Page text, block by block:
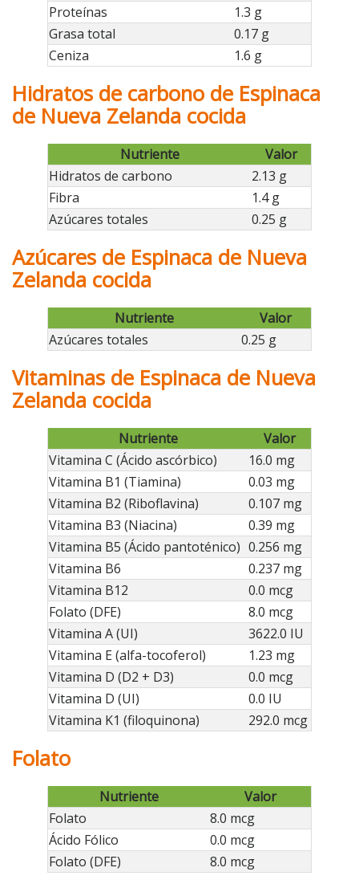
Proteínas
1.3 g
Grasa total
0.17 g
Ceniza
1.6 g
Hidratos de carbono de Espinaca
de Nueva Zelanda cocida
Nutriente
Valor
Hidratos de carbono
2.13 g
Fibra
1.4 g
Azúcares totales
0.25 g
Azúcares de Espinaca de Nueva
Zelanda cocida
Nutriente
Valor
Azúcares totales
0.25 g
Vitaminas de Espinaca de Nueva
Zelanda cocida
Nutriente
Valor
Vitamina C (Ácido ascórbico)
16.0 mg
Vitamina B1 (Tiamina)
0.03 mg
Vitamina B2 (Riboflavina)
0.107 mg
Vitamina B3 (Niacina)
0.39 mg
Vitamina B5 (Ácido pantoténico) 0.256 mg
Vitamina B6
0.237 mg
Vitamina B12
0.0 mcg
Folato (DFE)
8.0 mcg
Vitamina A (UI)
3622.0 IU
Vitamina E (alfa-tocoferol)
1.23 mg
Vitamina D (D2 + D3)
0.0 mcg
Vitamina D (UI)
0.0 IU
Vitamina K1 (filoquinona)
292.0 mcg
Folato
Nutriente
Valor
Folato
8.0 mcg
Ácido Fólico
0.0 mcg
Folato (DFE)
8.0 mcg